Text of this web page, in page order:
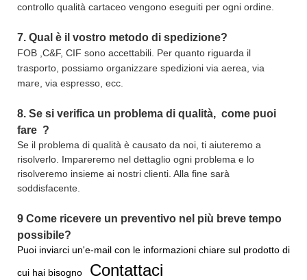
controllo qualità cartaceo vengono eseguiti per ogni ordine.
7. Qual è il vostro metodo di spedizione?
FOB ,C&F, CIF sono accettabili. Per quanto riguarda il
trasporto, possiamo organizzare spedizioni via aerea, via
mare, via espresso, ecc.
8. Se si verifica un problema di qualità, come puoi
fare ?
Se il problema di qualità è causato da noi, ti aiuteremo a
risolverlo. Impareremo nel dettaglio ogni problema e lo
risolveremo insieme ai nostri clienti. Alla fine sarà
soddisfacente.
9 Come ricevere un preventivo nel più breve tempo
possibile?
Puoi inviarci un'e-mail con le informazioni chiare sul prodotto di
cui hai bisogno Contattaci